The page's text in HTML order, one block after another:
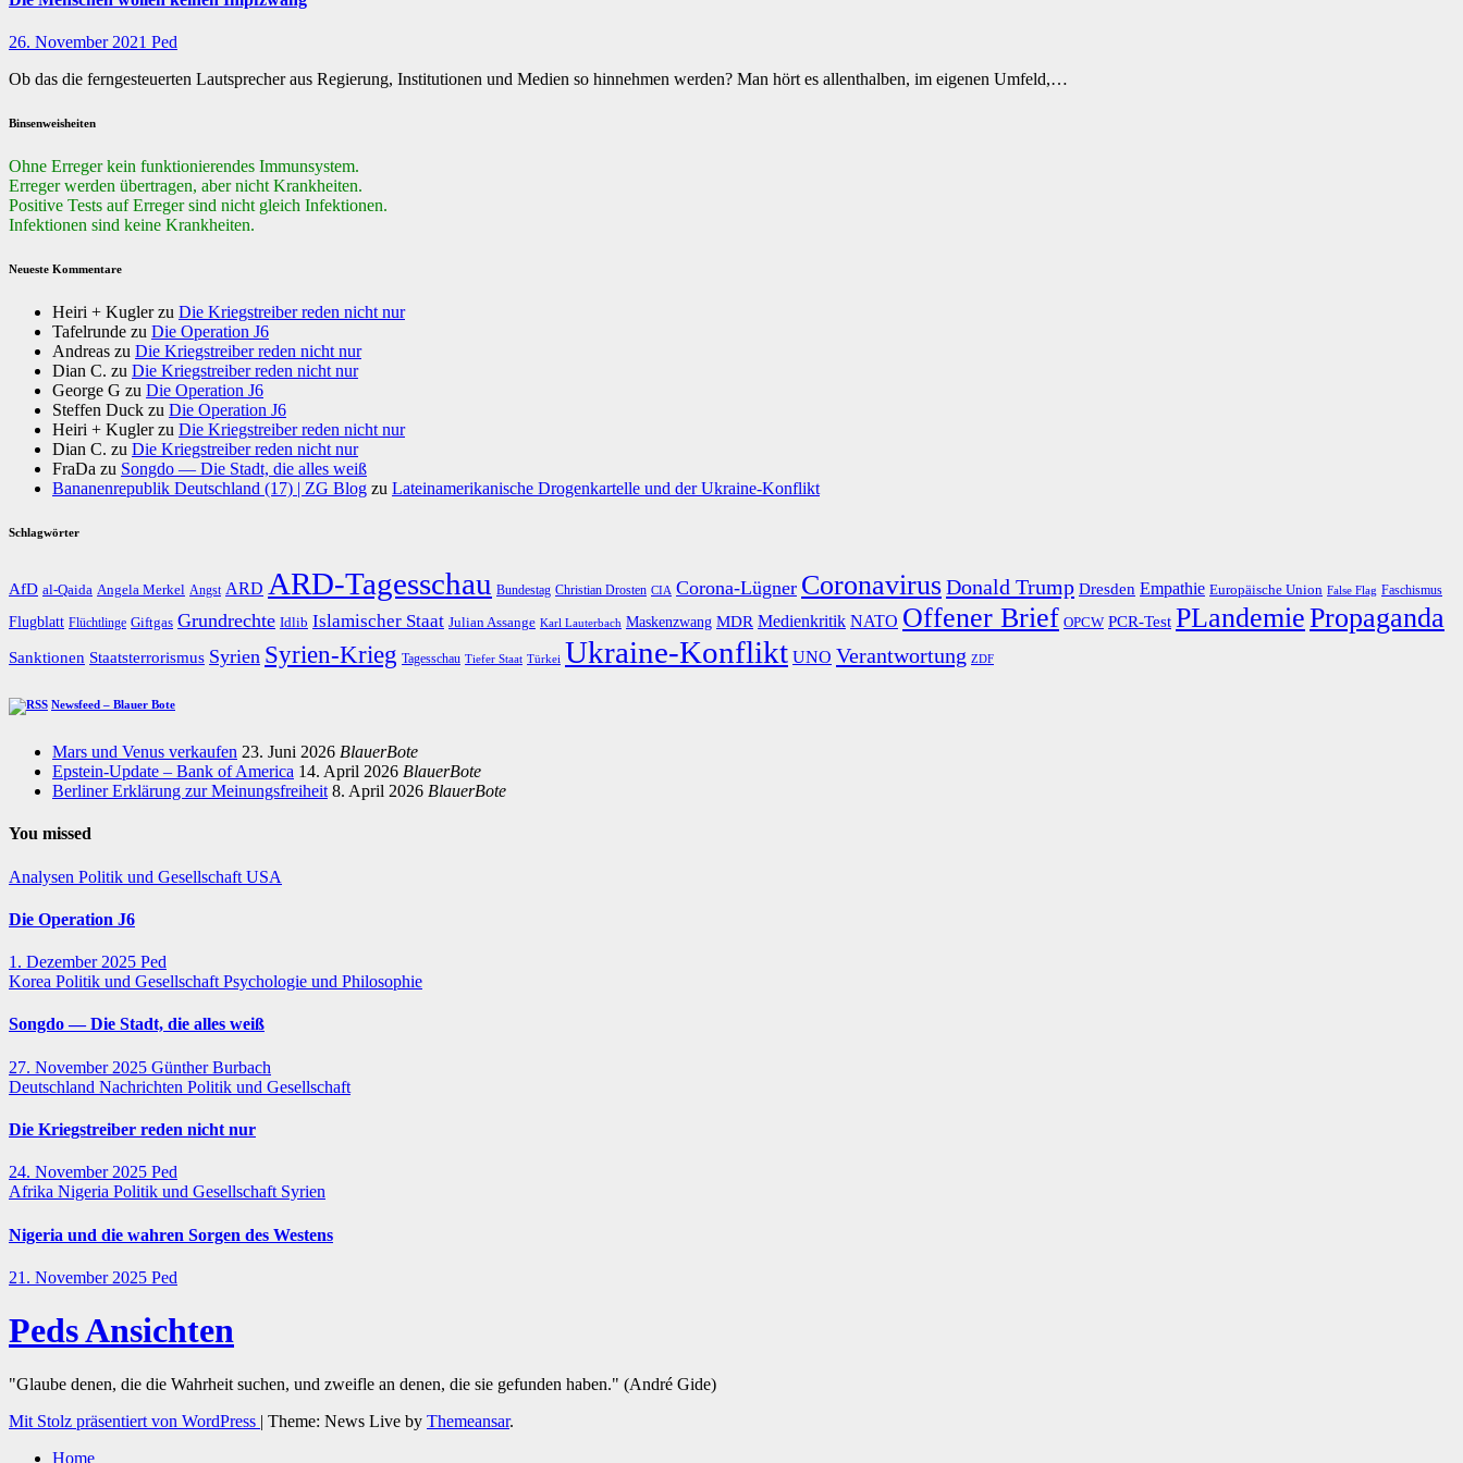
26. November 2021 Ped
Ob das die ferngesteuerten Lautsprecher aus Regierung, Institutionen und Medien so hinnehmen werden? Man hört es allenthalben, im eigenen Umfeld,…
Binsenweisheiten
Ohne Erreger kein funktionierendes Immunsystem.
Erreger werden übertragen, aber nicht Krankheiten.
Positive Tests auf Erreger sind nicht gleich Infektionen.
Infektionen sind keine Krankheiten.
Neueste Kommentare
Heiri + Kuglerzu Die Kriegstreiber reden nicht nur
Tafelrunde zu Die Operation J6
Andreas zu Die Kriegstreiber reden nicht nur
Dian C. zu Die Kriegstreiber reden nicht nur
George G zu Die Operation J6
Steffen Duck zu Die Operation J6
Heiri + Kuglerzu Die Kriegstreiber reden nicht nur
Dian C. zu Die Kriegstreiber reden nicht nur
FraDa zu Songdo — Die Stadt, die alles weiß
Bananenrepublik Deutschland (17) | ZG Blog zu Lateinamerikanische Drogenkartelle und der Ukraine-Konflikt
Schlagwörter
AfD al-Qaida Angela Merkel Angst ARD ARD-Tagesschau Bundestag Christian Drosten CIA Corona-Lügner CoronavirusDonald Trump Dresden Empathie Europäische Union False Flag Faschismus
Flugblatt Flüchtlinge Giftgas Grundrechte Idlib Islamischer Staat Julian Assange Karl Lauterbach Maskenzwang MDR Medienkritik NATO Offener Brief OPCW PCR-Test PLandemiePropaganda
Sanktionen Staatsterrorismus Syrien Syrien-Krieg Tagesschau Tiefer Staat Türkei Ukraine-Konflikt UNO Verantwortung ZDF
Newsfeed – Blauer Bote
Mars und Venus verkaufen 23. Juni 2026 BlauerBote
Epstein-Update – Bank of America 14. April 2026 BlauerBote
Berliner Erklärung zur Meinungsfreiheit 8. April 2026 BlauerBote
You missed
Analysen Politik und Gesellschaft USA
Die Operation J6
1. Dezember 2025 Ped
Korea Politik und Gesellschaft Psychologie und Philosophie
Songdo — Die Stadt, die alles weiß
27. November 2025 Günther Burbach
Deutschland Nachrichten Politik und Gesellschaft
Die Kriegstreiber reden nicht nur
24. November 2025 Ped
Afrika Nigeria Politik und Gesellschaft Syrien
Nigeria und die wahren Sorgen des Westens
21. November 2025 Ped
Peds Ansichten
"Glaube denen, die die Wahrheit suchen, und zweifle an denen, die sie gefunden haben." (André Gide)
Mit Stolz präsentiert von WordPress | Theme: News Live by Themeansar.
Home